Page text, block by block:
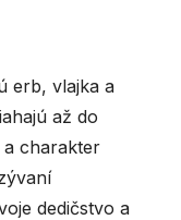
erb, vlajka a
až do
a charakter
dedičstvo a